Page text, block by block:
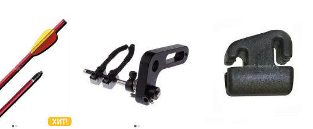
ХИТ!